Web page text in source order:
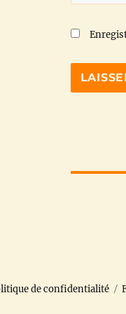
de confidentialité